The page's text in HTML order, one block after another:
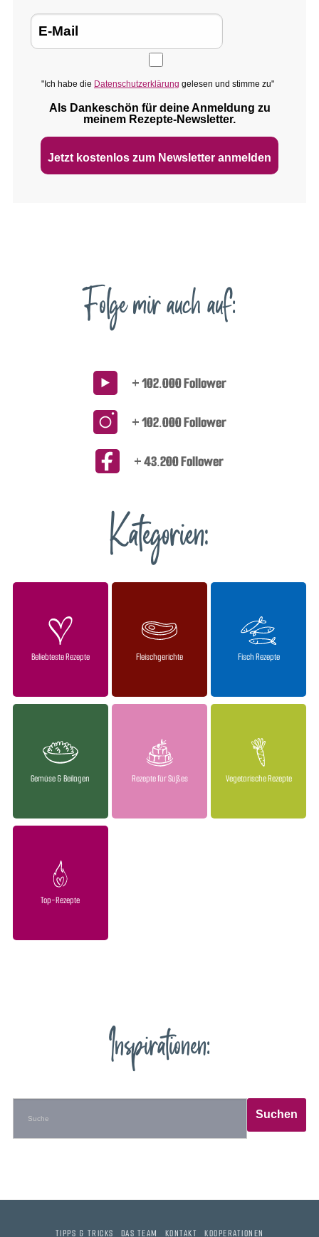
"Ich habe die Datenschutzerklärung gelesen und stimme zu"
Als Dankeschön für deine Anmeldung zu
meinem Rezepte‑Newsletter.
Jetzt kostenlos zum Newsletter anmelden
Folge mir auch auf:
+ 102.000 Follower
+ 102.000 Follower
+ 43.200 Follower
Kategorien:
Beliebteste Rezepte Fleischgerichte Fisch Rezepte
Gemüse & Beilagen Rezepte für Süßes Vegetarische Rezepte
Top-Rezepte
Inspirationen:
TIPPS & TRICKS DAS TEAM KONTAKT KOOPERATIONEN